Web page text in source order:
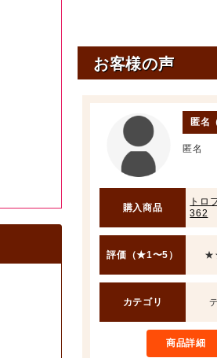
お客様の声
匿名
匿名
購入商品
トロ
362
評価（★1〜5）
カテゴリ
商品詳細